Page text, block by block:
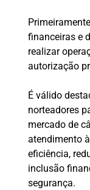
financeiras e
realizar
autorização
É válido
norteadores
mercado de
atendimento
eficiência,
inclusão
segurança.